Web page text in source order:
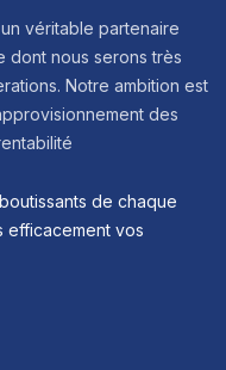
véritable partenaire
dont nous serons très
Notre ambition est
des
de chaque
efficacement vos